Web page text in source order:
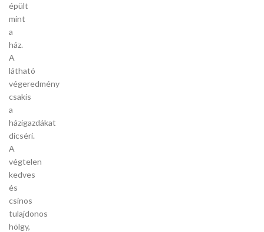
épült
mint
a
ház.
A
látható
végeredmény
csakis
a
házigazdákat
dicséri.
A
végtelen
kedves
és
csinos
tulajdonos
hölgy,